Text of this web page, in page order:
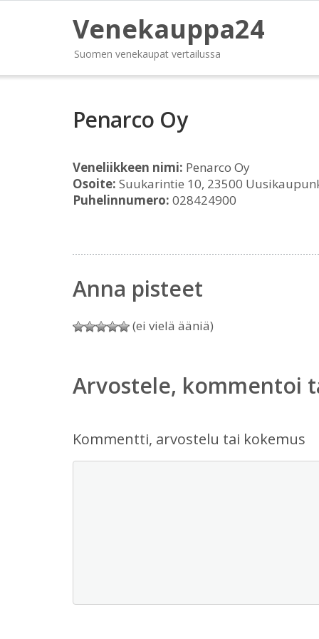
Venekauppa24
Suomen venekaupat vertailussa
Penarco Oy
Veneliikkeen nimi: Penarco Oy
Osoite: Suukarintie 10, 23500
Puhelinnumero: 028424900
Anna pisteet
(ei vielä ääniä)
Arvostele, kommentoi
Kommentti, arvostelu tai kokemus